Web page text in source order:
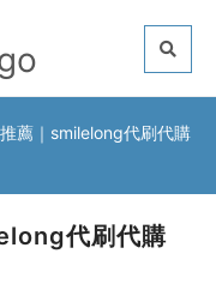
薦｜smilelong代刷代購
代刷代購